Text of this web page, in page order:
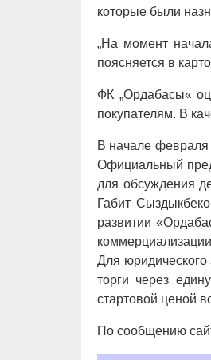
которые были
„На момент
поясняется в
ФК „Ордабасы«
покупателям. В
В начале
Официальный
для обсуждения
Габит
развитии
Для юридического
торги через
стартовой ценой
По сообщению